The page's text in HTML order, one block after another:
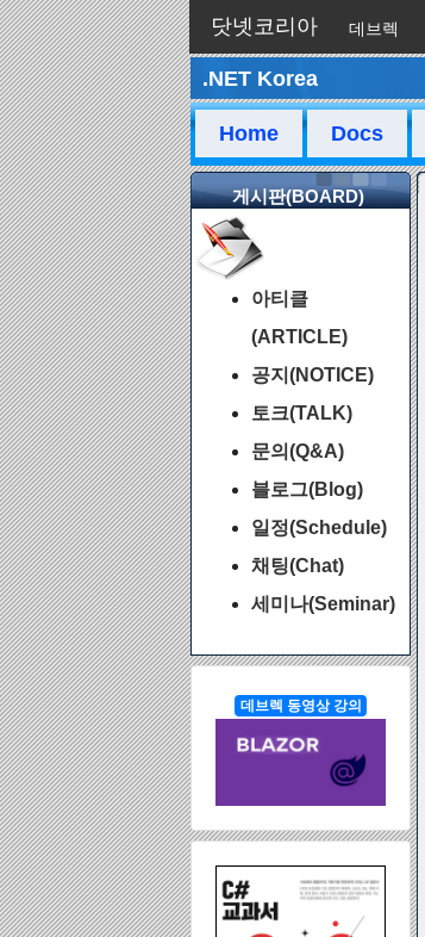
닷넷코리아 데브렉
.NET Korea
Home Docs
게시판(BOARD)
아티클
(ARTICLE)
공지(NOTICE)
토크(TALK)
문의(Q&A)
블로그(Blog)
일정(Schedule)
채팅(Chat)
세미나(Seminar)
데브렉 동영상 강의